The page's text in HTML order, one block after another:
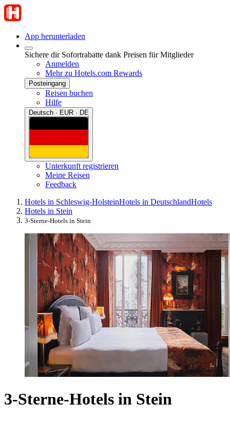
App herunterladen
Sichere dir Sofortrabatte dank Preisen für Mitglieder
Anmelden
Mehr zu Hotels.com Rewards
Posteingang
Reisen buchen
Hilfe
Deutsch · EUR · DE
Unterkunft registrieren
Meine Reisen
Feedback
Hotels in Schleswig-HolsteinHotels in DeutschlandHotels
Hotels in Stein
3-Sterne-Hotels in Stein
3-Sterne-Hotels in Stein